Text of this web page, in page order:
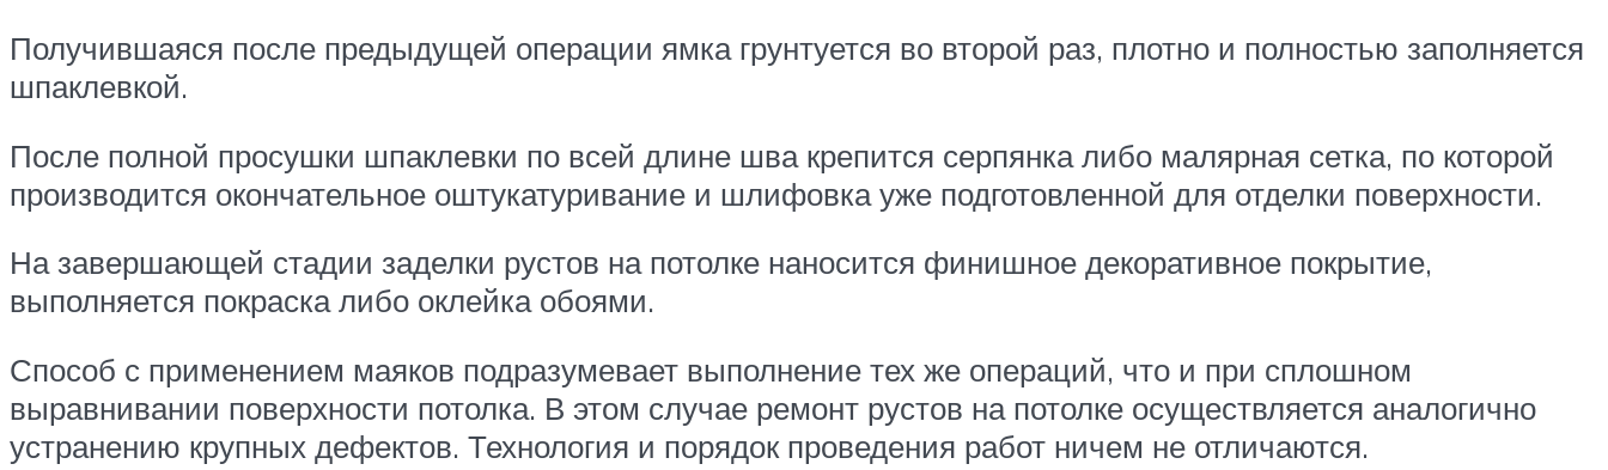
Получившаяся после предыдущей операции ямка грунтуется во второй раз, плотно и полностью заполняется
шпаклевкой.
После полной просушки шпаклевки по всей длине шва крепится серпянка либо малярная сетка, по которой
производится окончательное оштукатуривание и шлифовка уже подготовленной для отделки поверхности.
На завершающей стадии заделки рустов на потолке наносится финишное декоративное покрытие,
выполняется покраска либо оклейка обоями.
Способ с применением маяков подразумевает выполнение тех же операций, что и при сплошном
выравнивании поверхности потолка. В этом случае ремонт рустов на потолке осуществляется аналогично
устранению крупных дефектов. Технология и порядок проведения работ ничем не отличаются.